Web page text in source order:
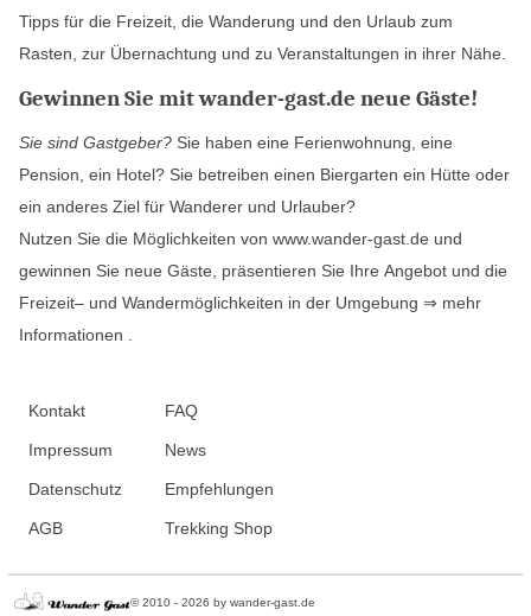
Tipps für die Freizeit, die Wanderung und den Urlaub zum
Rasten, zur Übernachtung und zu Veranstaltungen in ihrer Nähe.
Gewinnen Sie mit wander-gast.de neue Gäste!
Sie sind Gastgeber? Sie haben eine Ferienwohnung, eine
Pension, ein Hotel? Sie betreiben einen Biergarten ein Hütte oder
ein anderes Ziel für Wanderer und Urlauber?
Nutzen Sie die Möglichkeiten von www.wander-gast.de und
gewinnen Sie neue Gäste, präsentieren Sie Ihre Angebot und die
Freizeit– und Wandermöglichkeiten in der Umgebung ⇒ mehr
Informationen
Kontakt
Impressum
Datenschutz
AGB
FAQ
News
Empfehlungen
Trekking Shop
© 2010 - 2026 by wander-gast.de